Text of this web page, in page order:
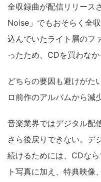
全収録曲が配信リリース
Noise」でもおそらく全
込んでいたライト層のフ
ったため、CDを買わなか
どちらの要因も避けがた
ロ前作のアルバムから減
音楽業界ではデジタル配
さら後戻りできない。デ
続けるためには、CDな
ト写真に加え、特典映像